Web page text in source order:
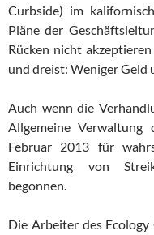
Curbside) im
Pläne der
Rücken nicht
und dreist: Weniger Geld
Auch wenn die
Allgemeine
Februar 2013 für
Einrichtung von
begonnen.
Die Arbeiter des Ecology